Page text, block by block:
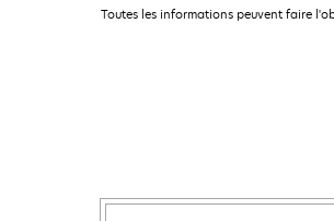
Toutes les informations peuvent faire